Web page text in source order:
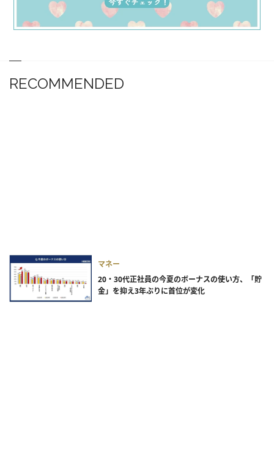
RECOMMENDED
マネー
20・30代正社員の今夏のボーナスの使い方、「貯
金」を抑え3年ぶりに首位が変化